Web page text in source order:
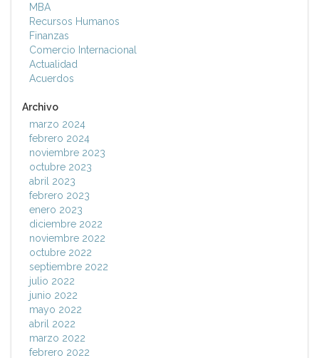
MBA
Recursos Humanos
Finanzas
Comercio Internacional
Actualidad
Acuerdos
Archivo
marzo 2024
febrero 2024
noviembre 2023
octubre 2023
abril 2023
febrero 2023
enero 2023
diciembre 2022
noviembre 2022
octubre 2022
septiembre 2022
julio 2022
junio 2022
mayo 2022
abril 2022
marzo 2022
febrero 2022